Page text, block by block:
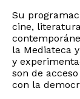
Su
cine,
la Mediateca
y
son de
con la